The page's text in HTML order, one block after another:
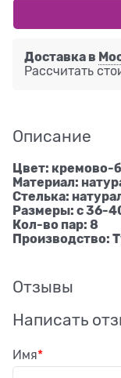
Доставка в
Рассчитать
Описание
Цвет: кремово-
Материал:
Стелька:
Размеры: с 36-
Кол-во пар: 8
Производство:
Отзывы
Написать
Имя